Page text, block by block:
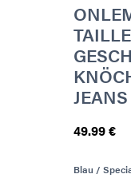
JEANS
49.99 €
Blau /